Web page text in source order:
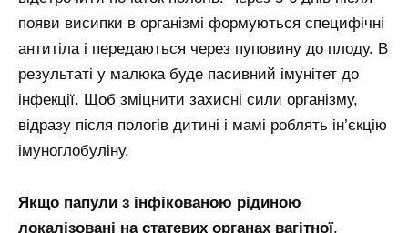
появи висипки в організмі формуються специфічні
антитіла і передаються через пуповину до плоду. В
результаті у малюка буде пасивний імунітет до
інфекції. Щоб зміцнити захисні сили організму,
відразу після пологів дитині і мамі роблять ін’єкцію
імуноглобуліну.
Якщо папули з інфікованою рідиною
локалізовані на статевих органах вагітної,